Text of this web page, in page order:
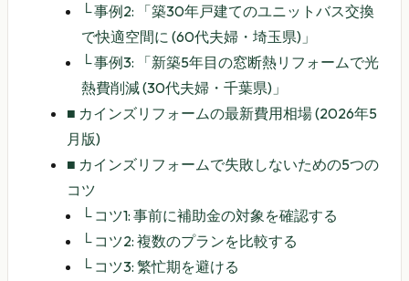
└事例2: 「築30年戸建てのユニットバス交換
で快適空間に (60代夫婦・埼玉県)」
└事例3: 「新築5年目の窓断熱リフォームで光
熱費削減 (30代夫婦・千葉県)」
■ カインズリフォームの最新費用相場 (2026年5
月版)
■ カインズリフォームで失敗しないための5つの
コツ
└ コツ1: 事前に補助金の対象を確認する
└ コツ2: 複数のプランを比較する
└ コツ3: 繁忙期を避ける